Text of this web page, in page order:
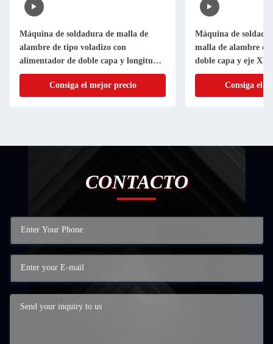
Máquina de soldadura de malla de
alambre de tipo voladizo con
alimentador de doble capa y longitud
efectiva de soldadura de 3000 mm
Consiga el mejor precio
Máquina de
malla de alambre
doble capa y eje XY
automático para
1000 mm X 1000
Consiga el
CONTACTO